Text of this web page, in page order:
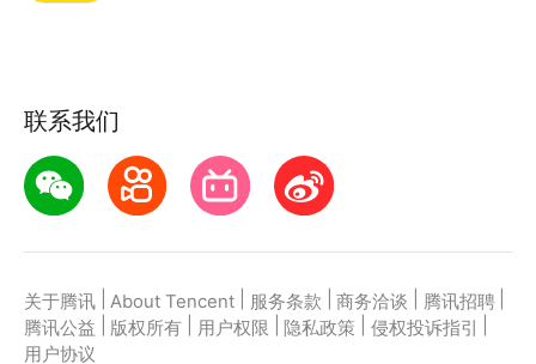
联系我们
关于腾讯 About Tencent 服务条款 商务洽谈 腾讯招聘
腾讯公益
版权所有 用户权限 隐私政策 侵权投诉指引
用户协议